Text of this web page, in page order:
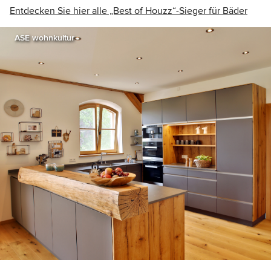
Entdecken Sie hier alle „Best of Houzz“-Sieger für Bäder
ASE wohnkultur